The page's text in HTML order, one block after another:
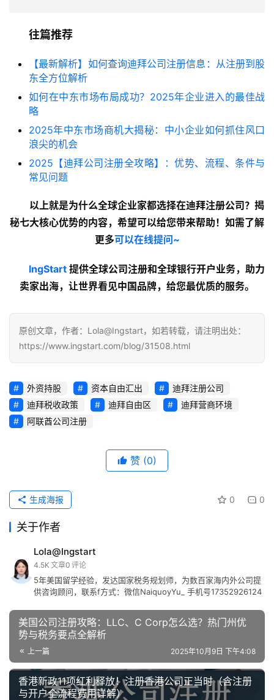
往篇推荐
【最新解析】如何查询迪拜公司注册信息：从注册到股
东全方位解析
如何在中东市场布局成功？2025年企业进入的最佳战
略
2025年中东市场商机大揭秘：中小企业如何抓住风口
浪尖的机会
2025【迪拜公司注册全攻略】：优势、流程、条件与
常见问题
以上就是为什么全球企业家都选择在迪拜注册公司？揭
秘七大核心优势的内容，希望可以给您带来帮助！如需了解
更多可以在线提问~
lngStart 提供全球公司注册和全球银行开户业务，助力
卖家出海，让世界看见中国品牌，给您最优质的服务。
原创文章，作者：Lola@Ingstart，如若转载，请注明出处：
https://www.ingstart.com/blog/31508.html
外资持股 资本自由汇出
迪拜注册公司
迪拜税收政策
迪拜自由区
迪拜营商环境
阿联酋公司注册
赞 (0)
0 0
生成海报
关于作者
Lola@Ingstart
4.5K 文章0 评论
5年美国留学经验，发达国家税务规划师，为数百家海内外公司提
供咨询顾问，联系f方式：微信NaiquoyYu_ 手机号17352926124
美国公司注册攻略：LLC、C Corp怎么选？热门州优
势与税务要点全解析
上一篇 2025年10月9日 下午4:08
香港新政11项红利释放！注册香港公司正当时（含注册
与开户全流程费用详解）